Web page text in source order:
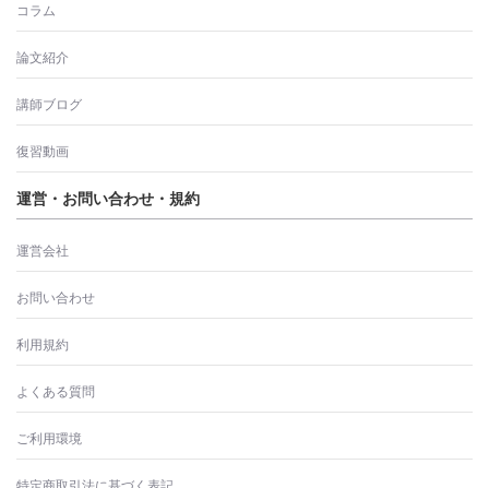
コラム
論文紹介
講師ブログ
復習動画
運営・お問い合わせ・規約
運営会社
お問い合わせ
利用規約
よくある質問
ご利用環境